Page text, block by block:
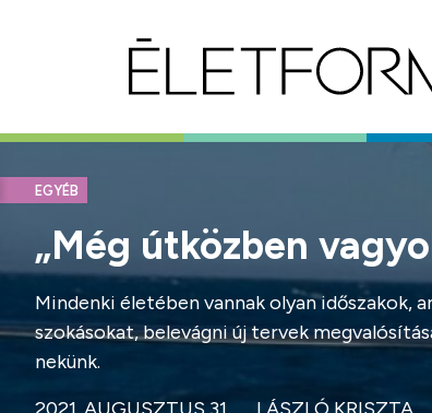
EGYÉB
„Még útközben
Mindenki életében vannak olyan időszakok,
szokásokat, belevágni új tervek
nekünk.